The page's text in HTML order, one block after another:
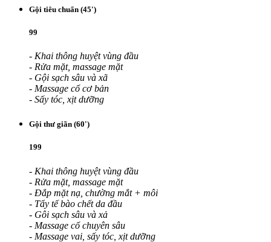
Gội tiêu chuẩn (45')
99
- Khai thông huyệt vùng đầu
- Rửa mặt, massage mặt
- Gội sạch sâu và xã
- Massage cổ cơ bản
- Sấy tóc, xịt dưỡng
Gội thư giãn (60')
199
- Khai thông huyệt vùng đầu
- Rửa mặt, massage mặt
- Đắp mặt nạ, chường mắt + môi
- Tẩy tế bào chết da đầu
- Gôi sạch sâu và xả
- Massage cổ chuyên sâu
- Massage vai, sấy tóc, xịt dưỡng